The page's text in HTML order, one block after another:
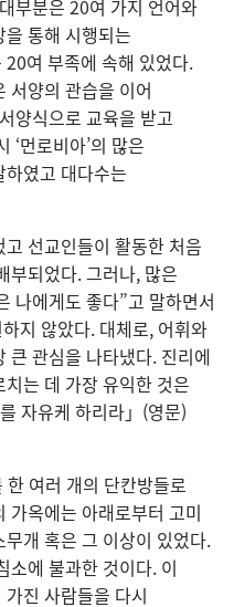
부분은 20여 가지 언어와
통해 시행되는
여 부족에 속해 있었다.
서양의 관습을 이어
양식으로 교육을 받고
‘먼로비아’의 많은
였고 대다수는
선교인들이 활동한 처음
부되었다. 그러나, 많은
나에게도 좋다”고 말하면서
지 않았다. 대체로, 어휘와
큰 관심을 나타냈다. 진리에
는 데 가장 유익한 것은
자유케 하리라」(영문)
여러 개의 단칸방들로
가옥에는 아래로부터 고미
개 혹은 그 이상이 있었다.
소에 불과한 것이다. 이
진 사람들을 다시